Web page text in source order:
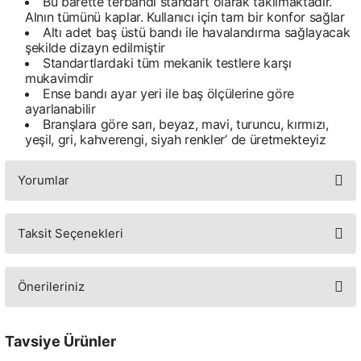
Alnın tümünü kaplar. Kullanıcı için tam bir konfor sağlar
Altı adet baş üstü bandı ile havalandırma sağlayacak
şekilde dizayn edilmiştir
Standartlardaki tüm mekanik testlere karşı
mukavimdir
Ense bandı ayar yeri ile baş ölçülerine göre
ayarlanabilir
Branşlara göre sarı, beyaz, mavi, turuncu, kırmızı,
yeşil, gri, kahverengi, siyah renkler’ de üretmekteyiz
Yorumlar
Taksit Seçenekleri
Önerileriniz
yetersiz gördüğünüz noktaları öneri formunu kullanarak tarafımıza
iletebilirsiniz.
Tavsiye Ürünler